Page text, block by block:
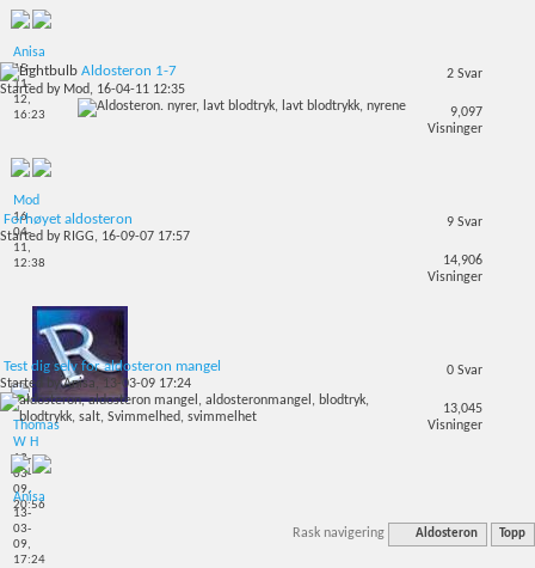
Anisa
15-
11-
12,
16:23
Aldosteron 1-7
Started by Mod, 16-04-11 12:35
2 Svar
9,097
Visninger
Mod
16-
04-
11,
12:38
Forhøyet aldosteron
Started by RIGG, 16-09-07 17:57
9 Svar
14,906
Visninger
Thomas
W H
13-
03-
09,
20:56
Test dig selv for aldosteron mangel
Started byAnisa, 13-03-09 17:24
0 Svar
13,045
Visninger
Anisa
13-
03-
09,
17:24
Rask navigering Aldosteron Topp